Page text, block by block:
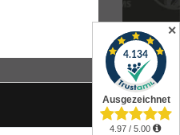
✕